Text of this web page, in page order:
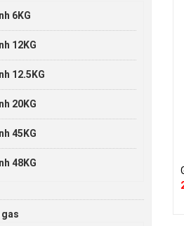
6KG
12KG
12.5KG
20KG
45KG
48KG
gas